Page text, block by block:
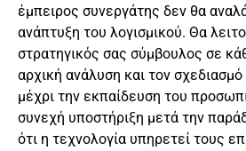
έμπειρος συνεργάτης δεν θα
ανάπτυξη του λογισμικού. Θα
στρατηγικός σας σύμβουλος σε
αρχική ανάλυση και τον
μέχρι την εκπαίδευση του
συνεχή υποστήριξη μετά την
ότι η τεχνολογία υπηρετεί τους